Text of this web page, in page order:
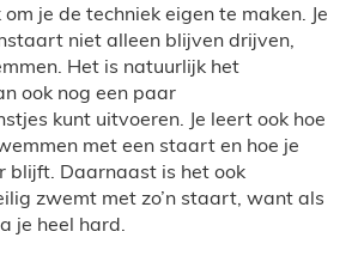
je de techniek eigen te maken. Je
niet alleen blijven drijven,
Het is natuurlijk het
ook nog een paar
kunt uitvoeren. Je leert ook hoe
met een staart en hoe je
blijft. Daarnaast is het ook
zwemt met zo’n staart, want als
je heel hard.